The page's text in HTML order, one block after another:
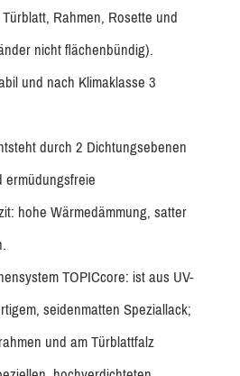
Rahmen, Rosette und
nicht flächenbündig).
und nach Klimaklasse 3
durch 2 Dichtungsebenen
hohe Wärmedämmung, satter
TOPICcore: ist aus UV-
seidenmatten Speziallack;
und am Türblattfalz